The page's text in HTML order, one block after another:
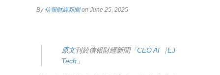
By 信報財經新聞on June 25, 2025
原文刊於信報財經新聞「CEO AI⎹ EJ
Tech 」